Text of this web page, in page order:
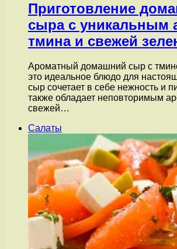
Приготовление
сыра с уникальным
тмина и свежей
Ароматный домашний сыр с
это идеальное блюдо для
сыр сочетает в себе нежность и
также обладает неповторимым
свежей…
Салаты